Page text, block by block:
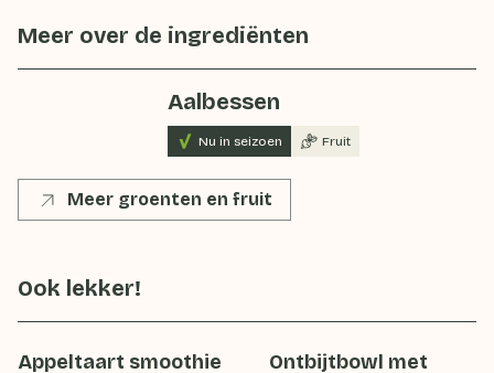
Meer over de ingrediënten
Aalbessen
Nu in seizoen Fruit
Meer groenten en fruit
Ook lekker!
Appeltaart smoothie
Ontbijtbowl met